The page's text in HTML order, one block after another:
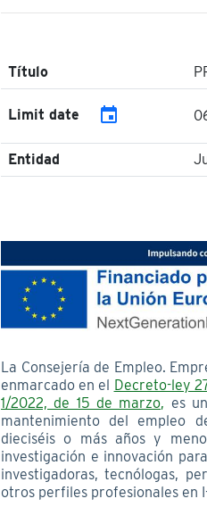
Título
Limit date event
Entidad
La Consejería de Empleo.
enmarcado en el Decreto-ley
1/2022, de 15 de marzo, es
mantenimiento del empleo
dieciséis o más años y
investigación e innovación
investigadoras, tecnólogas,
otros perfiles profesionales en